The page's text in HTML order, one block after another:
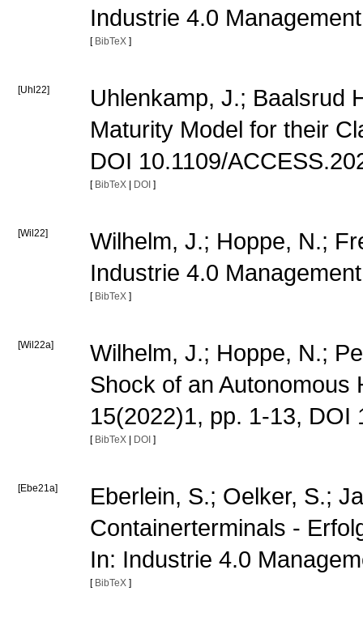
Industrie 4.0
[ BibTeX ]
[Uhl22]
Uhlenkamp, J.; Baalsrud
Maturity Model for their
DOI 10.1109/
[ BibTeX| DOI ]
[Wil22]
Wilhelm, J.; Hoppe, N.;
Industrie 4.0
[ BibTeX ]
[Wil22a]
Wilhelm, J.; Hoppe, N.;
Shock of an Autonomous
15(2022)1, pp. 1-13,
[ BibTeX| DOI ]
[Ebe21a]
Eberlein, S.; Oelker, S.;
Containerterminals -
In: Industrie 4.0
[ BibTeX ]